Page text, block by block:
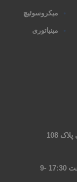
میکروسوئیچ
مینیاتوری